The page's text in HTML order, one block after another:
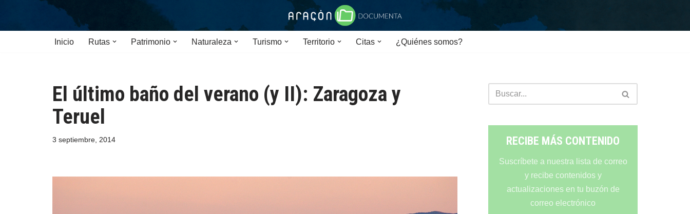
Inicio Rutas Patrimonio Naturaleza Turismo Territorio Citas ¿Quiénes somos?
El último baño del verano (y II): Zaragoza y
Teruel
3 septiembre, 2014 RECIBE MÁS CONTENIDO
Suscríbete a nuestra lista de correo
y recibe contenidos y
actualizaciones en tu buzón de
correo electrónico